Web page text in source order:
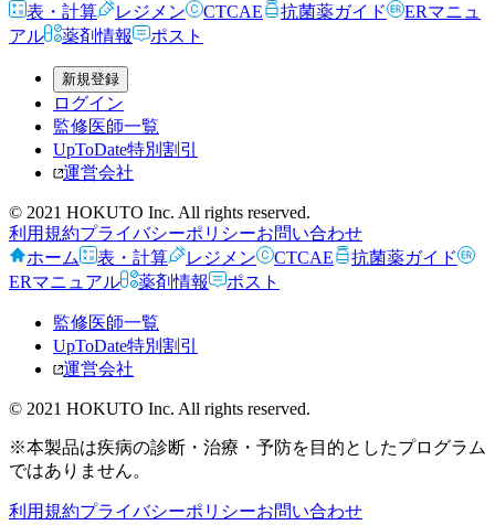
表・計算
レジメン CTCAE 抗菌薬ガイド
ERマニュ
アル
薬剤情報 ポスト
新規登録
ログイン
監修医師一覧
UpToDate特別割引
運営会社
© 2021 HOKUTO Inc. All rights reserved.
利用規約プライバシーポリシーお問い合わせ
ホーム
表・計算 レジメン CTCAE
抗菌薬ガイド
ERマニュアル
薬剤情報 ポスト
監修医師一覧
UpToDate特別割引
運営会社
© 2021 HOKUTO Inc. All rights reserved.
※本製品は疾病の診断・治療・予防を目的としたプログラム
ではありません。
利用規約プライバシーポリシーお問い合わせ